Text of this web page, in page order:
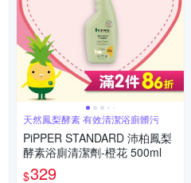
天然鳳梨酵素 有效清潔浴廁髒污
PiPPER STANDARD 沛柏鳳梨
酵素浴廁清潔劑-橙花 500ml
$329